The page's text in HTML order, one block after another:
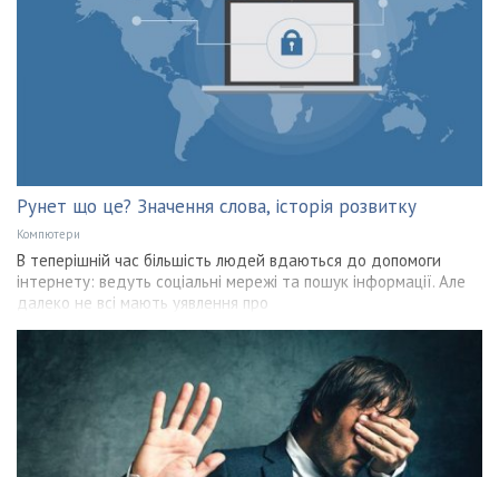
Рунет що це? Значення слова, історія розвитку
Компютери
В теперішній час більшість людей вдаються до допомоги
інтернету: ведуть соціальні мережі та пошук інформації. Але
далеко не всі мають уявлення про